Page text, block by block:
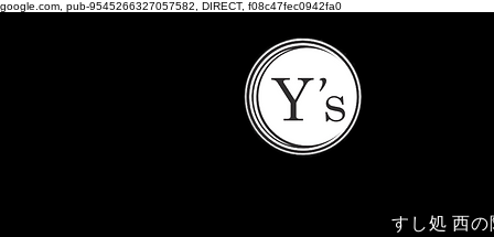
google.com, pub-9545266327057582, DIRECT, f08c47fec0942fa0
すし処 西の